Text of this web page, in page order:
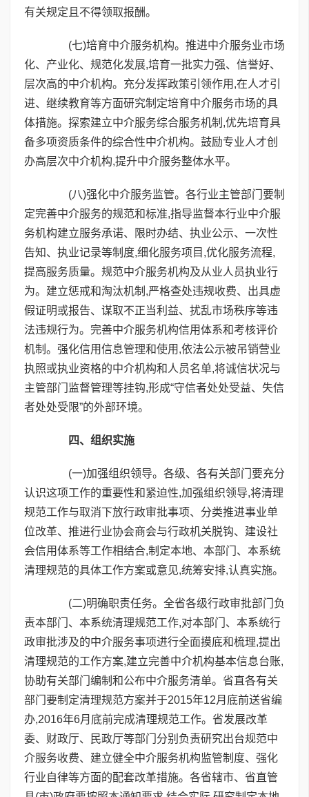
有关规定且不得领取报酬。
(七)培育中介服务机构。推进中介服务业市场
化、产业化、规范化发展,培育一批实力强、信誉好、
层次高的中介机构。充分发挥政策引领作用,在人才引
进、继续教育等方面研究制定培育中介服务市场的具
体措施。探索建立中介服务综合服务机制,优先培育具
备多项资质条件的综合性中介机构。鼓励专业人才创
办高层次中介机构,提升中介服务整体水平。
(八)强化中介服务监管。各行业主管部门要制
定完善中介服务的规范和标准,指导监督本行业中介服
务机构建立服务承诺、限时办结、执业公示、一次性
告知、执业记录等制度,细化服务项目,优化服务流程,
提高服务质量。规范中介服务机构及从业人员执业行
为。建立惩戒和淘汰机制,严格查处违规收费、出具虚
假证明或报告、谋取不正当利益、扰乱市场秩序等违
法违规行为。完善中介服务机构信用体系和考核评价
机制。强化信用信息管理和使用,依法公示被吊销营业
执照或执业资格的中介机构和人员名单,将诚信状况与
主管部门监督管理等挂钩,形成“守信者处处受益、失信
者处处受限”的外部环境。
四、组织实施
(一)加强组织领导。各级、各有关部门要充分
认识这项工作的重要性和紧迫性,加强组织领导,将清理
规范工作与取消下放行政审批事项、分类推进事业单
位改革、推进行业协会商会与行政机关脱钩、建设社
会信用体系等工作相结合,制定本地、本部门、本系统
清理规范的具体工作方案或意见,统筹安排,认真实施。
(二)明确职责任务。全省各级行政审批部门负
责本部门、本系统清理规范工作,对本部门、本系统行
政审批涉及的中介服务事项进行全面摸底和梳理,提出
清理规范的工作方案,建立完善中介机构基本信息台账,
协助有关部门编制和公布中介服务清单。省直各有关
部门要制定清理规范方案并于2015年12月底前送省编
办,2016年6月底前完成清理规范工作。省发展改革
委、财政厅、民政厅等部门分别负责研究出台规范中
介服务收费、建立健全中介服务机构监管制度、强化
行业自律等方面的配套改革措施。各省辖市、省直管